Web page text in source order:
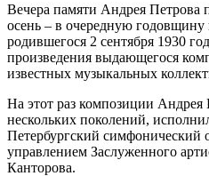
Вечера памяти Андрея
осень – в очередную годовщину
родившегося 2 сентября 1930
произведения выдающегося
известных музыкальных
На этот раз композиции
нескольких поколений,
Петербургский
управлением Заслуженного
Канторова.